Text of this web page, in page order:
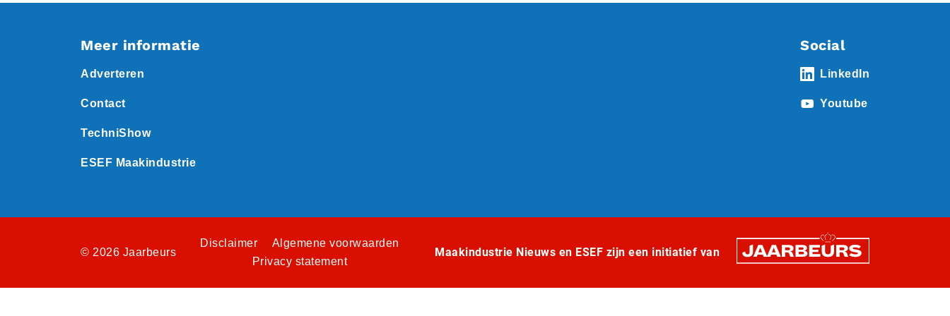
Meer informatie
Adverteren
Contact
TechniShow
ESEF Maakindustrie
Social
LinkedIn
Youtube
© 2026 Jaarbeurs
Disclaimer
Algemene voorwaarden
Privacy statement
Maakindustrie Nieuws en ESEF zijn een initiatief van